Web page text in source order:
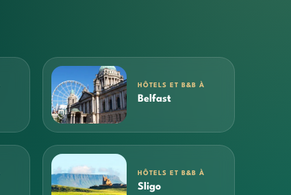
HÔTELS ET B&B À
Belfast
HÔTELS ET B&B À
Sligo